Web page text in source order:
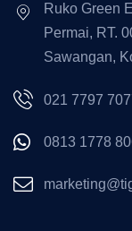
Ruko Green
Permai, RT.
Sawangan,
021 7797
0813 1778